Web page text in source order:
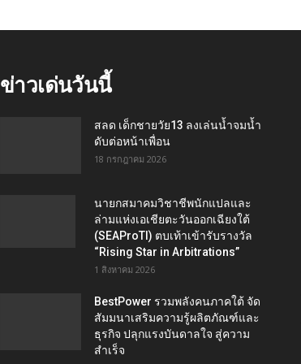
ข่าวเด่นวันนี้
สลด เด็กชายวัย13 ลงเล่นน้ำจมน้ำ
ดับต่อหน้าเพื่อน
18 กรกฎาคม 2026
นายกสมาคมวิชาชีพนักแปลและ
ล่ามแห่งเอเชียตะวันออกเฉียงใต้
(SEAProTI) ตบเท้าเข้ารับรางวัล
“Rising Star in Arbitrations”
1 สิงหาคม 2026
BestPower รวมพลังคนภาคใต้ จัด
สัมมนาเสริมความรู้ผลิตภัณฑ์และ
ธุรกิจ ปลุกแรงบันดาลใจ สู่ความ
สำเร็จ